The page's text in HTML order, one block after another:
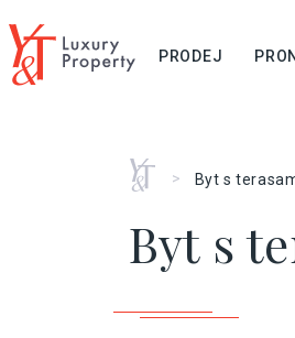
PRODEJ
Home
> Byt s
Byt s